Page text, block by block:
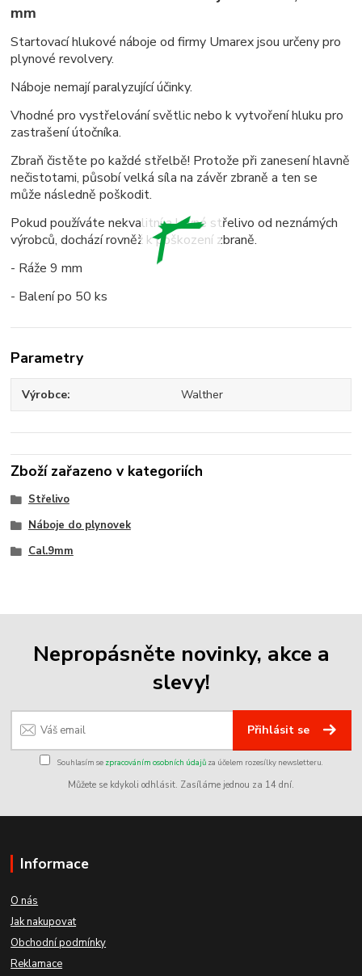
mm
Startovací hlukové náboje od firmy Umarex jsou určeny pro
plynové revolvery.
Náboje nemají paralyzující účinky.
Vhodné pro vystřelování světlic nebo k vytvoření hluku pro
zastrašení útočníka.
Zbraň čistěte po každé střelbě! Protože při zanesení hlavně
nečistotami, působí velká síla na závěr zbraně a ten se
může následně poškodit.
Pokud používáte nekvalitní a levné střelivo od neznámých
výrobců, dochází rovněž k poškození zbraně.
- Ráže 9 mm
- Balení po 50 ks
Parametry
Výrobce Walther
Zboží zařazeno v kategoriích
Střelivo
Náboje do plynovek
Cal.9mm
Nepropásněte novinky, akce a
slevy!
Přihlásit se
Souhlasím se zpracováním osobních údajůza účelem rozesílky newsletteru.
Můžete se kdykoli odhlásit. Zasíláme jednou za 14 dní.
Informace
O nás
Jak nakupovat
Obchodní podmínky
Reklamace